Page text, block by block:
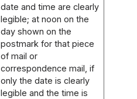
date and time are clearly
legible; at noon on the
day shown on the
postmark for that piece
of mail or
correspondence mail, if
only the date is clearly
legible and the time is